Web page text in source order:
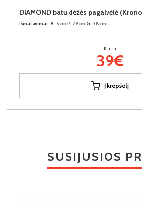
DIAMOND batų dėžės pagalvėlė
Išmatavimai: A: 5cm P: 79cm G: 38cm
Kaina:
39€
Į krepšelį
SUSIJUSIOS